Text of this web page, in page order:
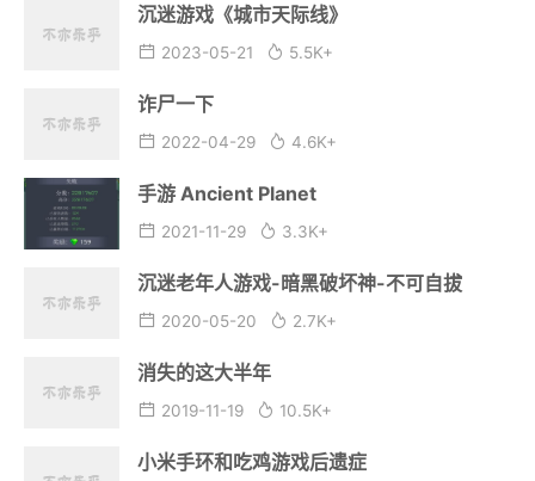
沉迷游戏《城市天际线》
2023-05-21 5.5K+
诈尸一下
2022-04-29 4.6K+
手游 Ancient Planet
2021-11-29 3.3K+
沉迷老年人游戏-暗黑破坏神-不可自拔
2020-05-20 2.7K+
消失的这大半年
2019-11-19 10.5K+
小米手环和吃鸡游戏后遗症